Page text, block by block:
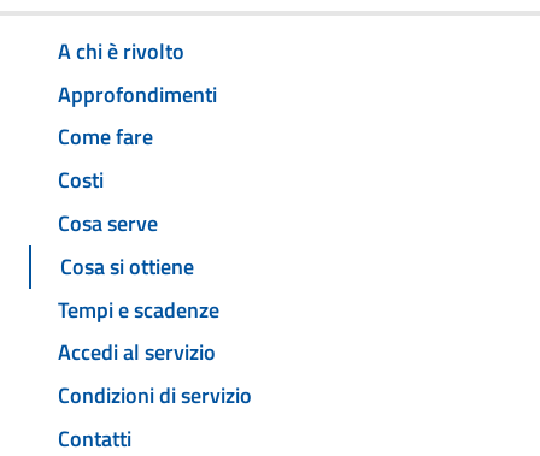
A chi è rivolto
Approfondimenti
Come fare
Costi
Cosa serve
Cosa si ottiene
Tempi e scadenze
Accedi al servizio
Condizioni di servizio
Contatti